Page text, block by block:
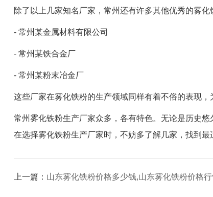
除了以上几家知名厂家，常州还有许多其他优秀的雾化
- 常州某金属材料有限公司
- 常州某铁合金厂
- 常州某粉末冶金厂
这些厂家在雾化铁粉的生产领域同样有着不俗的表现，
常州雾化铁粉生产厂家众多，各有特色。无论是历史
在选择雾化铁粉生产厂家时，不妨多了解几家，找到
上一篇： 山东雾化铁粉价格多少钱,山东雾化铁粉价格